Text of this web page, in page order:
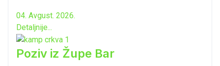
04. Avgust. 2026.
Detaljnije...
Poziv iz Župe Bar